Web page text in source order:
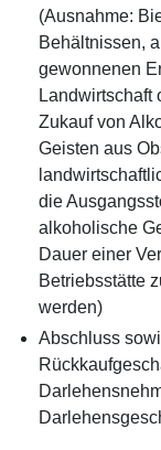
(Ausnahme:
Behältnissen,
gewonnenen
Landwirtschaft
Zukauf von
Geisten aus
die
alkoholische
Dauer einer
Betriebsstätte
werden)
Abschluss